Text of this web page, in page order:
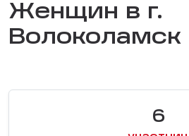
Женщин в г.
Волоколамск
6